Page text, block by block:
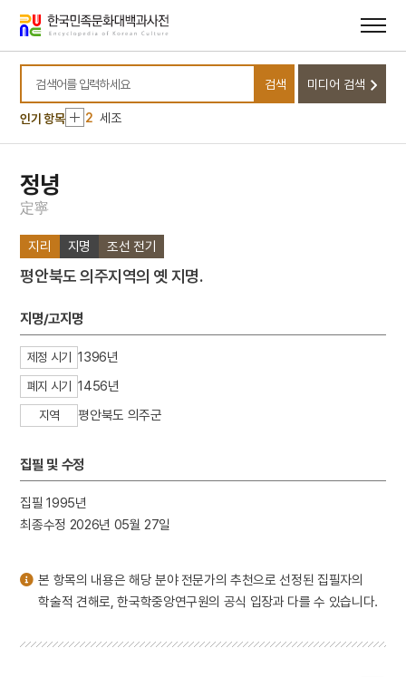
바로가기
바로가기
검색어를 입력하세요
검색 미디어 검색
인기 항목
10 놋그릇
1 고양 송포 백송
2 세조
3 8·15광복
7
곤도교
8
10 놋그릇
1 고양 송포 백송
2 세조
3 8·15광복
6
7 곤도교
9
금성대군
10 놋그릇
정녕
定寧
지리 지명 조선 전기
평안북도 의주지역의 옛 지명.
지명/고지명
제정 시기 1396년
폐지 시기 1456년
지역 평안북도 의주군
집필 및 수정
집필 1995년
최종수정 2026년 05월 27일
본 항목의 내용은 해당 분야 전문가의 추천으로 선정된 집필자의
학술적 견해로, 한국학중앙연구원의 공식 입장과 다를 수 있습니다.